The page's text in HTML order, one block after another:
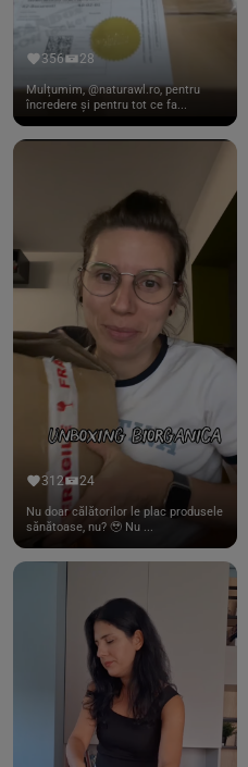
356 28
Mulțumim, @naturawl.ro, pentru
încredere și pentru tot ce fa...
312 24
Nu doar călătorilor le plac produsele
sănătoase, nu? 🥹 Nu ...